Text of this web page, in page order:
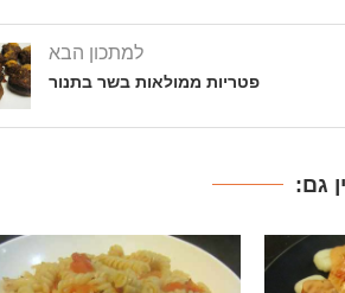
למתכון הבא
פטריות ממולאות בשר בתנור
גם: